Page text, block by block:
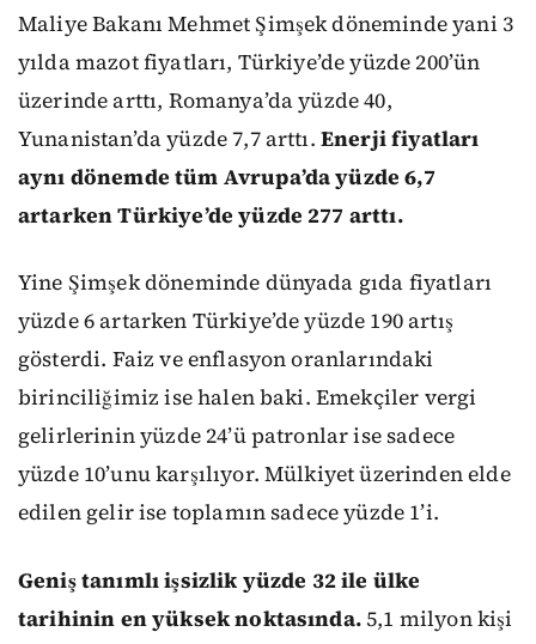
Maliye Bakanı Mehmet Şimşek döneminde yani 3
yılda mazot fiyatları, Türkiye’de yüzde 200’ün
üzerinde arttı, Romanya’da yüzde 40,
Yunanistan’da yüzde 7,7 arttı. Enerji fiyatları
aynı dönemde tüm Avrupa’da yüzde 6,7
artarken Türkiye’de yüzde 277 arttı.
Yine Şimşek döneminde dünyada gıda fiyatları
yüzde 6 artarken Türkiye’de yüzde 190 artış
gösterdi. Faiz ve enflasyon oranlarındaki
birinciliğimiz ise halen baki. Emekçiler vergi
gelirlerinin yüzde 24’ü patronlar ise sadece
yüzde 10’unu karşılıyor. Mülkiyet üzerinden elde
edilen gelir ise toplamın sadece yüzde 1’i.
Geniş tanımlı işsizlik yüzde 32 ile ülke
tarihinin en yüksek noktasında.5,1 milyon kişi